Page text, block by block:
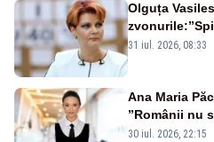
Olguța
de milioane
31 iul. 2026, 08:33
Ana Maria
”Românii nu
Bolojan”
30 iul. 2026, 22:15